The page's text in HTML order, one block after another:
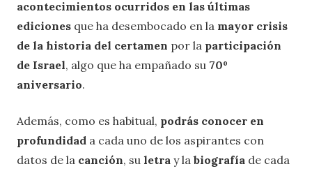
acontecimientos ocurridos en las últimas
ediciones que ha desembocado en la mayor crisis
de la historia del certamen por la participación
de Israel, algo que ha empañado su 70º
aniversario.
Además, como es habitual, podrás conocer en
profundidad a cada uno de los aspirantes con
datos de la canción, su letra y la biografía de cada